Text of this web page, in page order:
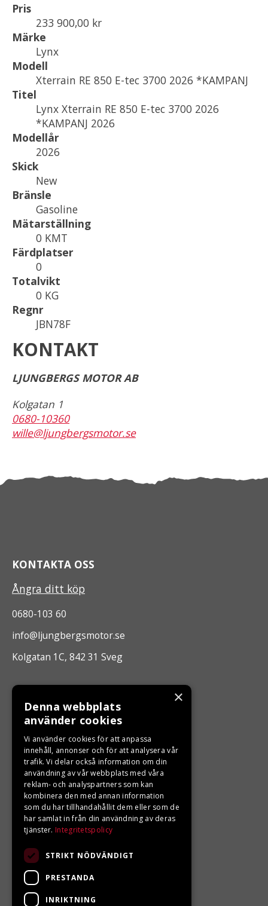
Pris
233 900,00 kr
Märke
Lynx
Modell
Xterrain RE 850 E-tec 3700 2026 *KAMPANJ
Titel
Lynx Xterrain RE 850 E-tec 3700 2026
*KAMPANJ 2026
Modellår
2026
Skick
New
Bränsle
Gasoline
Mätarställning
0 KMT
Färdplatser
0
Totalvikt
0 KG
Regnr
JBN78F
KONTAKT
LJUNGBERGS MOTOR AB
Kolgatan 1
0680-10360
wille@ljungbergsmotor.se
KONTAKTA OSS
Ångra ditt köp
0680-103 60
info@ljungbergsmotor.se
Kolgatan 1C, 842 31 Sveg
ÖPPETTIDER
Måndag - Fredag 10.00 -17.00
LJUNGBERGS MOTOR
Din BRP återförsäljare i Sveg!
×
Denna webbplats
använder cookies
Vi använder cookies för att anpassa
innehåll, annonser och för att analysera vår
trafik. Vi delar också information om din
användning av vår webbplats med våra
reklam- och analyspartners som kan
kombinera den med annan information
som du har tillhandahållit dem eller som de
har samlat in från din användning av deras
tjänster. Integritetspolicy
STRIKT NÖDVÄNDIGT
PRESTANDA
INRIKTNING